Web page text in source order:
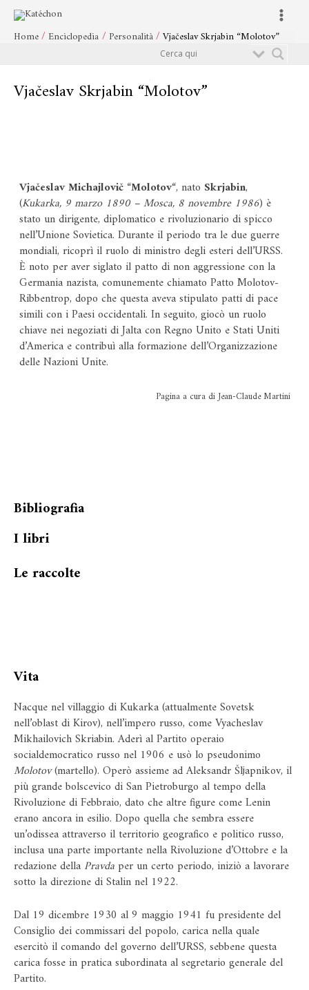
contenuto
Main
Menu
Home Enciclopedia Personalità Vjačeslav Skrjabin “Molotov”
Vjačeslav Skrjabin “Molotov”
Vjačeslav Michajlovič “Molotov“, nato Skrjabin,
(Kukarka, 9 marzo 1890 – Mosca, 8 novembre 1986) è
stato un dirigente, diplomatico e rivoluzionario di spicco
nell’Unione Sovietica. Durante il periodo tra le due guerre
mondiali, ricoprì il ruolo di ministro degli esteri dell’URSS.
È noto per aver siglato il patto di non aggressione con la
Germania nazista, comunemente chiamato Patto Molotov-
Ribbentrop, dopo che questa aveva stipulato patti di pace
simili con i Paesi occidentali. In seguito, giocò un ruolo
chiave nei negoziati di Jalta con Regno Unito e Stati Uniti
d’America e contribuì alla formazione dell’Organizzazione
delle Nazioni Unite.
Pagina a cura di Jean-Claude Martini
Bibliografia
I libri
Le raccolte
Vita
Nacque nel villaggio di Kukarka (attualmente Sovetsk
nell’oblast di Kirov), nell’impero russo, come Vyacheslav
Mikhailovich Skriabin. Aderì al Partito operaio
socialdemocratico russo nel 1906 e usò lo pseudonimo
Molotov(martello). Operò assieme ad Aleksandr Šljapnikov, il
più grande bolscevico di San Pietroburgo al tempo della
Rivoluzione di Febbraio, dato che altre figure come Lenin
erano ancora in esilio. Dopo quella che sembra essere
un’odissea attraverso il territorio geografico e politico russo,
inclusa una parte importante nella Rivoluzione d’Ottobre e la
redazione della Pravdaper un certo periodo, iniziò a lavorare
sotto la direzione di Stalin nel 1922.
Dal 19 dicembre 1930 al 9 maggio 1941 fu presidente del
Consiglio dei commissari del popolo, carica nella quale
esercitò il comando del governo dell’URSS, sebbene questa
carica fosse in pratica subordinata al segretario generale del
Partito.
Navigazione
articoli